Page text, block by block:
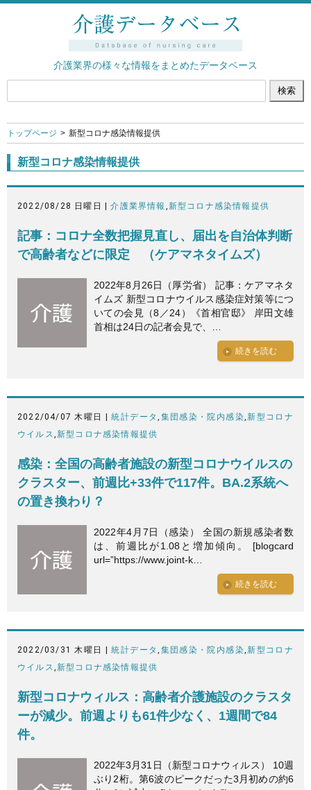
介護業界の様々な情報をまとめたデータベース
トップページ 新型コロナ感染情報提供
新型コロナ感染情報提供
2022/08/28 日曜日 |介護業界情報 ,新型コロナ感染情報提供
記事：コロナ全数把握見直し、届出を自治体判断
で高齢者などに限定 （ケアマネタイムズ）
2022年8月26日（厚労省） 記事：ケアマネタ
イムズ 新型コロナウイルス感染症対策等につ
いての会見（8／24）《首相官邸》 岸田文雄
首相は24日の記者会見で、…
続きを読む
2022/04/07 木曜日 |統計データ, 集団感染・院内感染,新型コロナ
ウイルス,新型コロナ感染情報提供
感染：全国の高齢者施設の新型コロナウイルスの
クラスター、前週比+33件で117件。BA.2系統へ
の置き換わり？
2022年4月7日（感染） 全国の新規感染者数
は、前週比が1.08と増加傾向。 [blogcard
url=”https://www.joint-k…
続きを読む
2022/03/31 木曜日 |統計データ 集団感染・院内感染 ,新型コロナ
ウイルス ,新型コロナ感染情報提供
新型コロナウィルス：高齢者介護施設のクラスタ
ーが減少。前週よりも61件少なく、1週間で84
件。
2022年3月31日（新型コロナウィルス） 10週
ぶり2桁。第6波のピークだった3月初めの約6